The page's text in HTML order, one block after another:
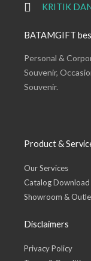
KRITIK
BATAMGIFT
Personal &
Souvenir,
Souvenir.
Product &
Our Services
Catalog Download
Showroom &
Disclaimers
Privacy Policy